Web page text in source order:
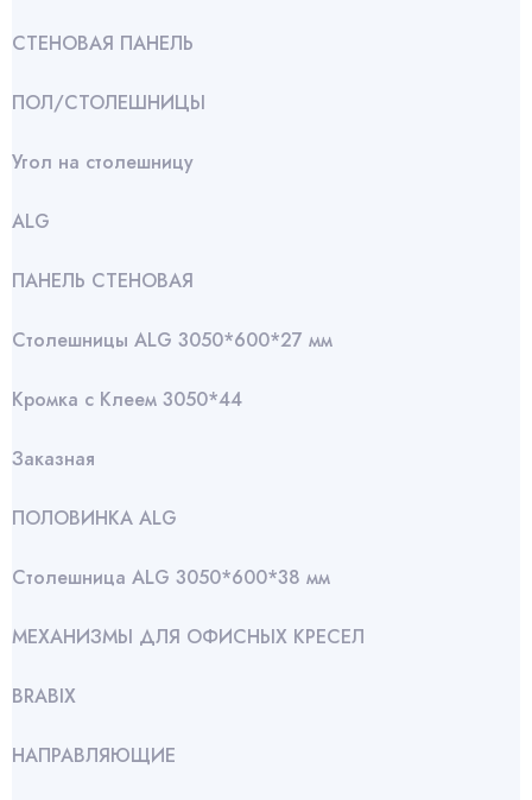
СТЕНОВАЯ ПАНЕЛЬ
ПОЛ/СТОЛЕШНИЦЫ
Угол на столешницу
АLG
ПАНЕЛЬ СТЕНОВАЯ
Столешницы ALG 3050*600*27 мм
Кромка с Клеем 3050*44
Заказная
ПОЛОВИНКА ALG
Столешница ALG 3050*600*38 мм
МЕХАНИЗМЫ ДЛЯ ОФИСНЫХ КРЕСЕЛ
BRABIX
НАПРАВЛЯЮЩИЕ